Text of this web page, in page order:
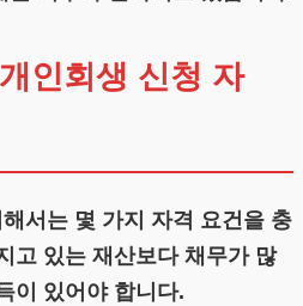
인회생 신청 자
서는 몇 가지 자격 요건을 충
고 있는 재산보다 채무가 많
이 있어야 합니다.